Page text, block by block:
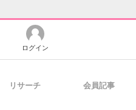
ログイン
リサーチ 会員記事